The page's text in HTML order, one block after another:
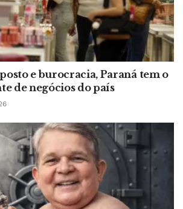
e burocracia, Paraná tem o
de negócios do país